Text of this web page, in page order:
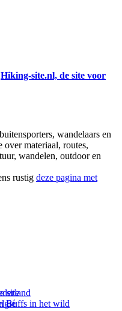
Hiking-site.nl, de site voor
wandelaars en
materiaal, routes,
wandelen, outdoor en
rustig deze pagina met
site
Buffs in het wild